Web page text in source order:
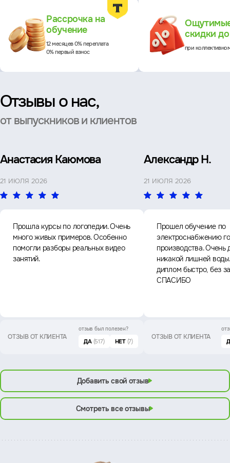
Рассрочка на
обучение
12 месяцев 0% переплата
0% первый взнос
скидки
при
Отзывы о нас,
от выпускников и клиентов
Анастасия Каюмова
21 ИЮЛЯ 2026
Прошла курсы по логопедии. Очень
много живых примеров. Особенно
помогли разборы реальных видео
занятий.
ОТЗЫВ ОТ КЛИЕНТА
отзыв был полезен?
ДА (517) НЕТ (7)
Александр Н.
21 ИЮЛЯ 2026
Прошел обучение по
электроснабжению
производства. Очень
никакой лишней
диплом быстро, без
СПАСИБО
ОТЗЫВ ОТ КЛИЕНТА
Добавить свой отзыв
Смотреть все отзывы